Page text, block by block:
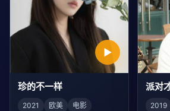
▶
珍的不一样
2021 欧美 电影
派对
2019